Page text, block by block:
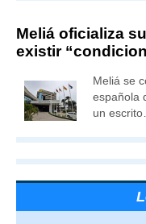
Meliá oficializa
existir
Meliá se
española
un